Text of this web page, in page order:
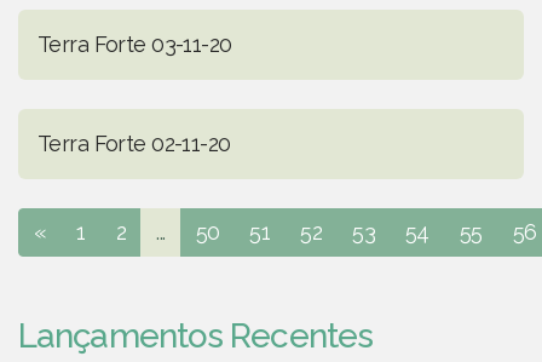
Terra Forte 03-11-20
Terra Forte 02-11-20
« 1 2 ... 50 51 52 53 54 55 56
Lançamentos Recentes